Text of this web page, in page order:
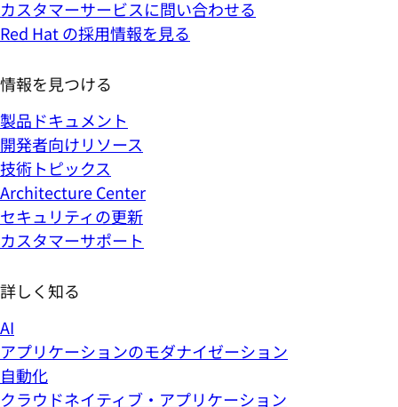
カスタマーサービスに問い合わせる
Red Hat の採用情報を見る
情報を見つける
製品ドキュメント
開発者向けリソース
技術トピックス
Architecture Center
セキュリティの更新
カスタマーサポート
詳しく知る
AI
アプリケーションのモダナイゼーション
自動化
クラウドネイティブ・アプリケーション